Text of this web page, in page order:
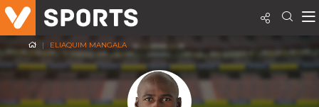
ELIAQUIM MANGALA